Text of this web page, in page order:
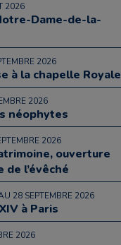
2026
Dame-de-la-
2026
à la chapelle Royale
2026
néophytes
2026
ouverture
l’évêché
28 SEPTEMBRE 2026
à Paris
2026